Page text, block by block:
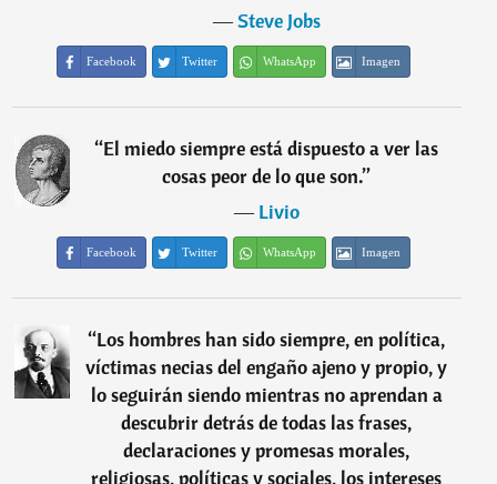
―Steve Jobs
Facebook Twitter WhatsApp Imagen
“El miedo siempre está dispuesto a ver las
cosas peor de lo que son.”
―Livio
Facebook Twitter WhatsApp Imagen
“Los hombres han sido siempre, en política,
víctimas necias del engaño ajeno y propio, y
lo seguirán siendo mientras no aprendan a
descubrir detrás de todas las frases,
declaraciones y promesas morales,
religiosas, políticas y sociales, los intereses